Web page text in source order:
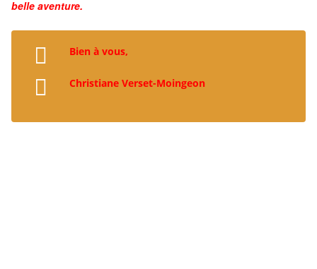
belle aventure.
Bien à vous,
Christiane Verset-Moingeon